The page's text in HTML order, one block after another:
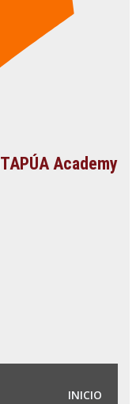
ITAPÚA Academy
INICIO